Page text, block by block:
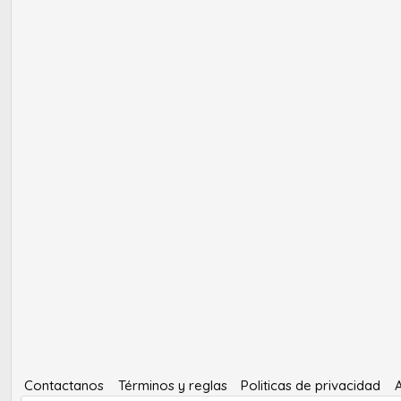
Contactanos Términos y reglas Politicas de privacidad